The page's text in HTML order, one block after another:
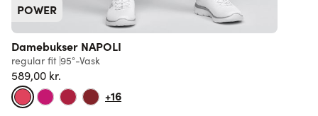
POWER
Damebukser NAPOLI
regular fit 95°-Vask
589,00 kr.
+16